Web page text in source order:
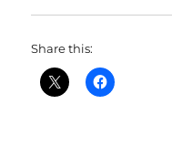
Share this: